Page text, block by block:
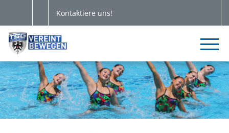
Kontaktiere uns!